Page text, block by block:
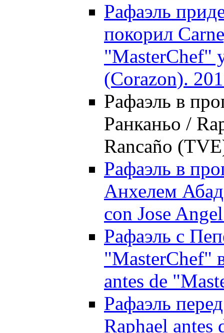
Рафаэль
покорил
"MasterChef"
(Corazon).
Рафаэль в
Ранканьо /
Rancaño
Рафаэль в
Анхелем
con Jose
Рафаэль с
"MasterChef"
antes de
Рафаэль
Raphael antes